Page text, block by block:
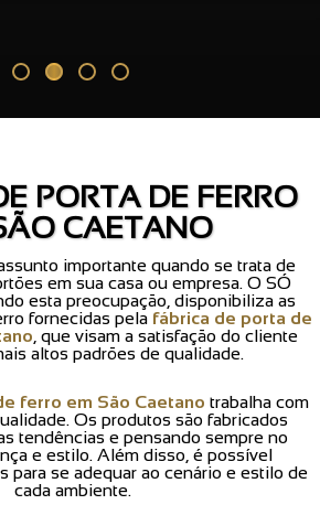
PORTA DE FERRO
CAETANO
importante quando se trata de
em sua casa ou empresa. O SÓ
esta preocupação, disponibiliza as
fornecidas pela fábrica de porta de
, que visam a satisfação do cliente
altos padrões de qualidade.
ferro em São Caetano trabalha com
Os produtos são fabricados
tendências e pensando sempre no
e estilo. Além disso, é possível
para se adequar ao cenário e estilo de
cada ambiente.